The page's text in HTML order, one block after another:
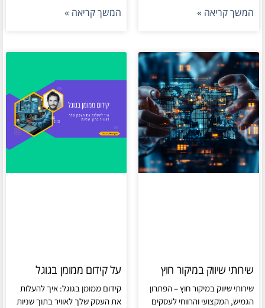
המשך קריאה » המשך קריאה »
שירותי שיווק במיקור חוץ
שירותי שיווק במיקור חוץ – הפתרון
הגמיש, המקצועי והרווחי לעסקים
על קידום ממומן בגוגל
קידום ממומן בגוגל: איך להעלות
את העסק שלך לאוויר בתוך שניות